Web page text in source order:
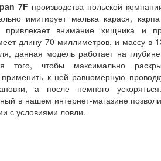
7F производства польской
имитирует малька карася,
привлекает внимание хищника и
длину 70 миллиметров, и массу в
данная модель работает на
того, чтобы максимально
к ней равномерную
а после немного
в нашем интернет-магазине
с условиями ловли.